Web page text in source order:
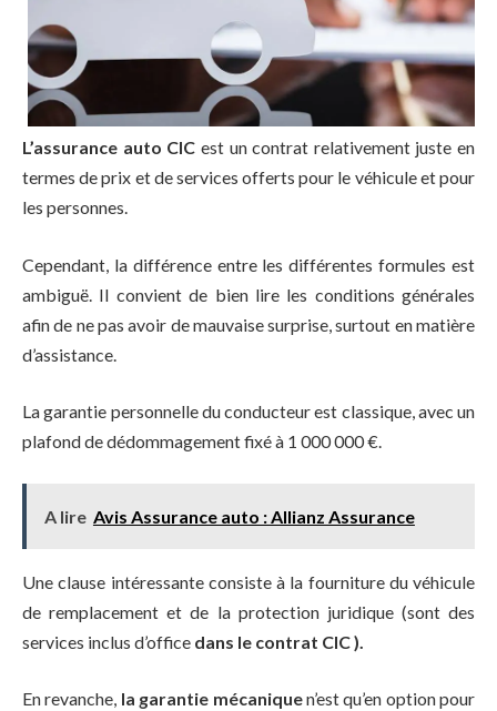
L’assurance auto CIC est un contrat relativement juste en
termes de prix et de services offerts pour le véhicule et pour
les personnes.
Cependant, la différence entre les différentes formules est
ambiguë. Il convient de bien lire les conditions générales
afin de ne pas avoir de mauvaise surprise, surtout en matière
d’assistance.
La garantie personnelle du conducteur est classique, avec un
plafond de dédommagement fixé à 1 000 000 €.
A lire Avis Assurance auto : Allianz Assurance
Une clause intéressante consiste à la fourniture du véhicule
de remplacement et de la protection juridique (sont des
services inclus d’office dans le contrat CIC ).
En revanche, la garantie mécaniquen’est qu’en option pour